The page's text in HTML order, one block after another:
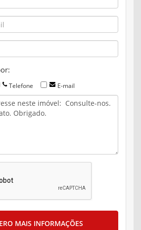
Telefone E-mail
MAIS INFORMAÇÕES